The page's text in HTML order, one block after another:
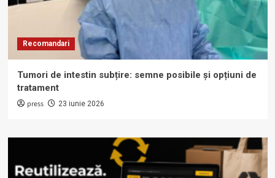
Recomandari
Tumori de intestin subțire: semne posibile și opțiuni de
tratament
press 23 iunie 2026